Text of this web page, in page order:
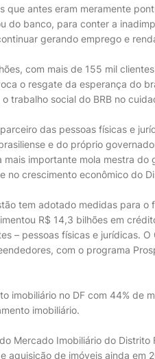
que antes eram meramente
do banco, para conter a
gerando emprego e
com mais de 155 mil
o resgate da esperança do
trabalho social do BRB no
das pessoas físicas e
e do próprio
mais importante mola mestra
no crescimento econômico do
tem adotado medidas para
R$ 14,3 bilhões em
– pessoas físicas e jurídicas.
com o programa
imobiliário no DF com 44% de
imobiliário.
Mercado Imobiliário do
aquisição de imóveis ainda em